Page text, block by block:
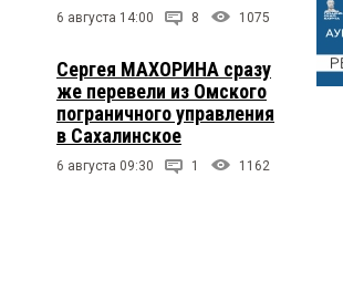
6 августа 14:00 8 1075
Сергея МАХОРИНА сразу
же перевели из Омского
пограничного управления
в Сахалинское
6 августа 09:30 1 1162